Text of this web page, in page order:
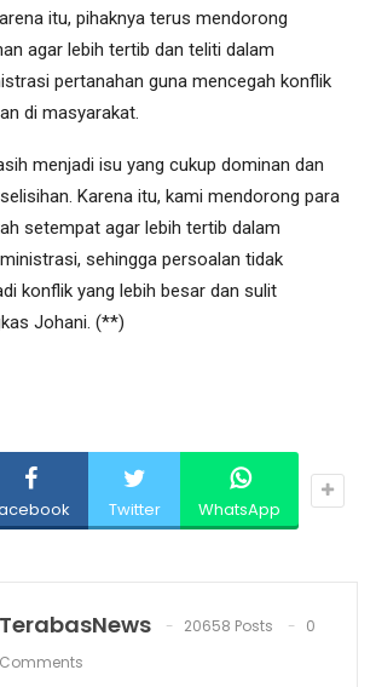
itu, pihaknya terus mendorong
agar lebih tertib dan teliti dalam
pertanahan guna mencegah konflik
di masyarakat.
menjadi isu yang cukup dominan dan
Karena itu, kami mendorong para
setempat agar lebih tertib dalam
sehingga persoalan tidak
konflik yang lebih besar dan sulit
Johani. (**)
Twitter WhatsApp
TerabasNews 20658 Posts
0
Comments